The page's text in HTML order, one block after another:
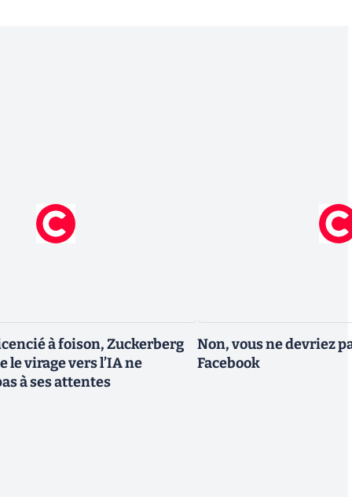
à foison, Zuckerberg
le virage vers l’IA ne
à ses attentes
Non, vous ne devriez
Facebook